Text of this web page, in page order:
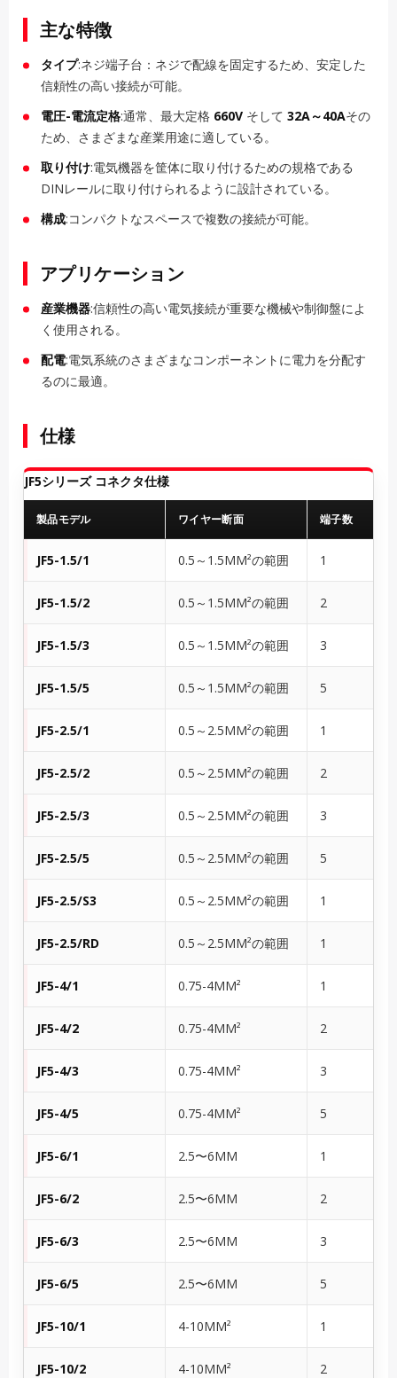
主な特徴
タイプ:ネジ端子台：ネジで配線を固定するため、安定した
信頼性の高い接続が可能。
電圧-電流定格:通常、最大定格 660V そして 32A～40Aその
ため、さまざまな産業用途に適している。
取り付け:電気機器を筐体に取り付けるための規格である
DINレールに取り付けられるように設計されている。
構成:コンパクトなスペースで複数の接続が可能。
アプリケーション
産業機器:信頼性の高い電気接続が重要な機械や制御盤によ
く使用される。
配電:電気系統のさまざまなコンポーネントに電力を分配す
るのに最適。
仕様
JF5シリーズ コネクタ仕様
製品モデル ワイヤー断面 端子数
JF5-1.5/1 0.5～1.5MM²の範囲 1
JF5-1.5/2 0.5～1.5MM²の範囲 2
JF5-1.5/3 0.5～1.5MM²の範囲 3
JF5-1.5/5 0.5～1.5MM²の範囲 5
JF5-2.5/1 0.5～2.5MM²の範囲 1
JF5-2.5/2 0.5～2.5MM²の範囲 2
JF5-2.5/3 0.5～2.5MM²の範囲 3
JF5-2.5/5 0.5～2.5MM²の範囲 5
JF5-2.5/S3 0.5～2.5MM²の範囲 1
JF5-2.5/RD 0.5～2.5MM²の範囲 1
JF5-4/1 0.75-4MM² 1
JF5-4/2 0.75-4MM² 2
JF5-4/3 0.75-4MM² 3
JF5-4/5 0.75-4MM² 5
JF5-6/1 2.5〜6MM 1
JF5-6/2 2.5〜6MM 2
JF5-6/3 2.5〜6MM 3
JF5-6/5 2.5〜6MM 5
JF5-10/1 4-10MM² 1
JF5-10/2 4-10MM² 2